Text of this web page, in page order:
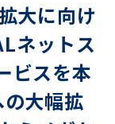
大に向け
ネットス
ビスを本
大幅拡